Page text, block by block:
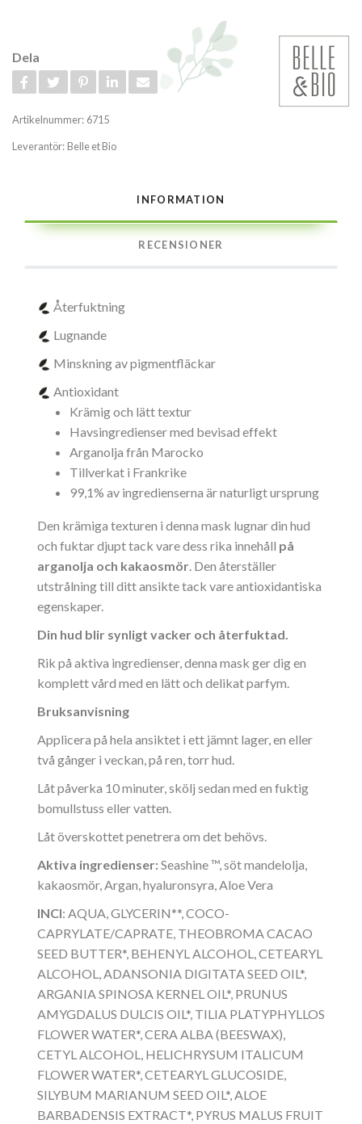
Dela
Artikelnummer: 6715
Leverantör: Belle et Bio
INFORMATION
RECENSIONER
Återfuktning
Lugnande
Minskning av pigmentfläckar
Antioxidant
Krämig och lätt textur
Havsingredienser med bevisad effekt
Arganolja från Marocko
Tillverkat i Frankrike
99,1% av ingredienserna är naturligt ursprung
Den krämiga texturen i denna mask lugnar din hud
och fuktar djupt tack vare dess rika innehåll på
arganolja och kakaosmör. Den återställer
utstrålning till ditt ansikte tack vare antioxidantiska
egenskaper.
Din hud blir synligt vacker och återfuktad.
Rik på aktiva ingredienser, denna mask ger dig en
komplett vård med en lätt och delikat parfym.
Bruksanvisning
Applicera på hela ansiktet i ett jämnt lager, en eller
två gånger i veckan, på ren, torr hud.
Låt påverka 10 minuter, skölj sedan med en fuktig
bomullstuss eller vatten.
Låt överskottet penetrera om det behövs.
Aktiva ingredienser:Seashine ™, söt mandelolja,
kakaosmör, Argan, hyaluronsyra, Aloe Vera
INCI: AQUA, GLYCERIN**, COCO-
CAPRYLATE/CAPRATE, THEOBROMA CACAO
SEED BUTTER*, BEHENYL ALCOHOL, CETEARYL
ALCOHOL, ADANSONIA DIGITATA SEED OIL*,
ARGANIA SPINOSA KERNEL OIL*, PRUNUS
AMYGDALUS DULCIS OIL*, TILIA PLATYPHYLLOS
FLOWER WATER*, CERA ALBA (BEESWAX),
CETYL ALCOHOL, HELICHRYSUM ITALICUM
FLOWER WATER*, CETEARYL GLUCOSIDE,
SILYBUM MARIANUM SEED OIL*, ALOE
BARBADENSIS EXTRACT*, PYRUS MALUS FRUIT